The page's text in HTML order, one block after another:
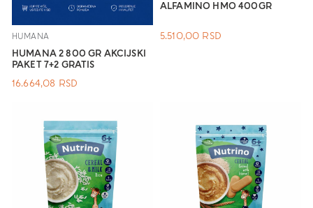
HUMANA
HUMANA 2 800 GR AKCIJSKI
PAKET 7+2 GRATIS
16.664,08 RSD
ALFAMINO HMO 400GR
5.510,00 RSD